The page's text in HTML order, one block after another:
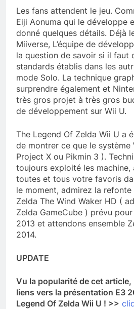
Les fans attendent le jeu.
Eiji Aonuma qui le développe
donné quelques détails. Déjà
Miiverse, L’équipe de
la question de savoir si il faut
standards établis dans les
mode Solo. La technique
surprendre également et
très gros projet à très gros
de développement sur Wii U.
The Legend Of Zelda Wii U a
de montrer ce que le
Project X ou Pikmin 3 ).
toujours exploité les machine,
toutes et tous votre favoris
le moment, admirez la refonte
Zelda The Wind Waker HD (
Zelda GameCube ) prévu
2013 et attendons ensemble
2014.
UPDATE
Vu la popularité de cet
liens vers la présentation E3
Legend Of Zelda Wii U ! >>